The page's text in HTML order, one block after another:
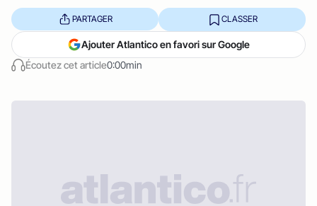
Écoutez cet article0:00min
PARTAGER CLASSER
Ajouter Atlantico en favori sur Google